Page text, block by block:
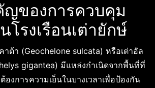
ญของการควบคุม
รงเรือนเต่ายักษ์
าต้า (Geochelone sulcata) หรือเต่าอัล
gigantea) มีแหล่งกำเนิดจากพื้นที่ที่
งการความเย็นในบางเวลาเพื่อป้องกัน